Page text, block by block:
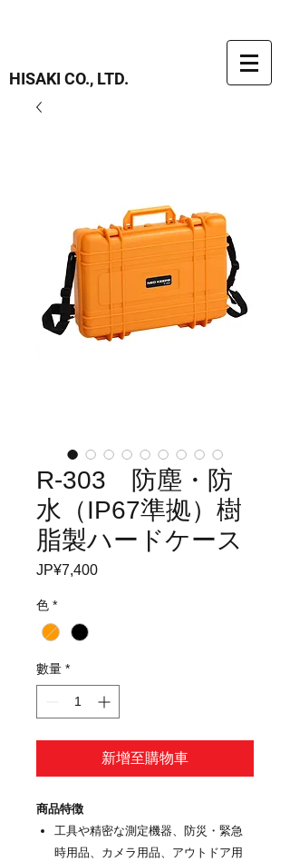
HISAKI CO., LTD.
R-303 防塵・防
水（IP67準拠）樹
脂製ハードケース
JP¥7,400價
色 *
數量 *
新增至購物車
商品特徴
工具や精密な測定機器、防災・緊急
時用品、カメラ用品、アウトドア用